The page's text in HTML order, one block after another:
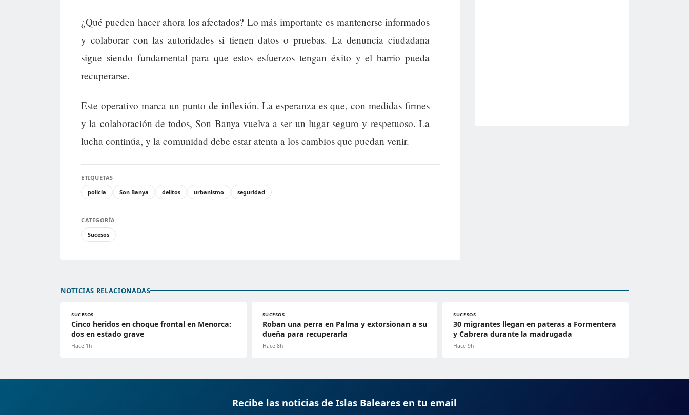
¿Qué pueden hacer ahora los afectados? Lo más importante es mantenerse informados
y colaborar con las autoridades si tienen datos o pruebas. La denuncia ciudadana
sigue siendo fundamental para que estos esfuerzos tengan éxito y el barrio pueda
recuperarse.
Este operativo marca un punto de inflexión. La esperanza es que, con medidas firmes
y la colaboración de todos, Son Banya vuelva a ser un lugar seguro y respetuoso. La
lucha continúa, y la comunidad debe estar atenta a los cambios que puedan venir.
ETIQUETAS
policía
Son Banya delitos urbanismo seguridad
CATEGORÍA
Sucesos
NOTICIAS RELACIONADAS
SUCESOS
Cinco heridos en choque frontal en Menorca:
dos en estado grave
Hace 1h
SUCESOS
Roban una perra en Palma y extorsionan a su
dueña para recuperarla
Hace 8h
SUCESOS
30 migrantes llegan en pateras a Formentera
y Cabrera durante la madrugada
Hace 9h
Recibe las noticias de Islas Baleares en tu email